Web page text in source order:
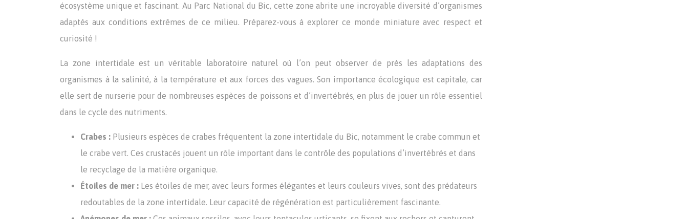
écosystème unique et fascinant. Au Parc National du Bic, cette zone abrite une incroyable diversité d’organismes
adaptés aux conditions extrêmes de ce milieu. Préparez-vous à explorer ce monde miniature avec respect et
curiosité !
La zone intertidale est un véritable laboratoire naturel où l’on peut observer de près les adaptations des
organismes à la salinité, à la température et aux forces des vagues. Son importance écologique est capitale, car
elle sert de nurserie pour de nombreuses espèces de poissons et d’invertébrés, en plus de jouer un rôle essentiel
dans le cycle des nutriments.
Crabes : Plusieurs espèces de crabes fréquentent la zone intertidale du Bic, notamment le crabe commun et
le crabe vert. Ces crustacés jouent un rôle important dans le contrôle des populations d’invertébrés et dans
le recyclage de la matière organique.
Étoiles de mer : Les étoiles de mer, avec leurs formes élégantes et leurs couleurs vives, sont des prédateurs
redoutables de la zone intertidale. Leur capacité de régénération est particulièrement fascinante.